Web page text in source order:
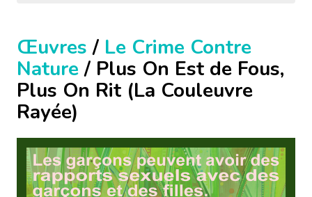
Œuvres / Le Crime Contre
Nature/ Plus On Est de Fous,
Plus On Rit (La Couleuvre
Rayée)